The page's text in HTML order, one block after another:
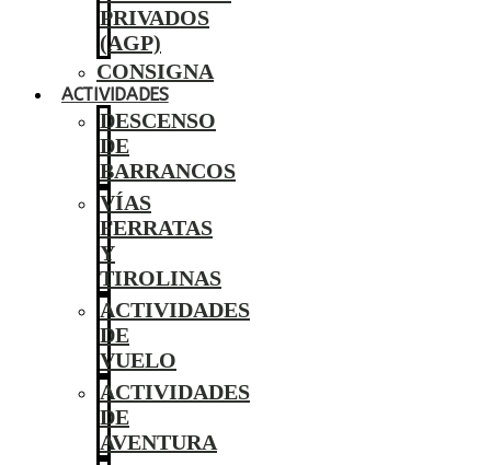
PRIVADOS
(AGP)
CONSIGNA
ACTIVIDADES
DESCENSO
DE
BARRANCOS
VÍAS
FERRATAS
Y
TIROLINAS
ACTIVIDADES
DE
VUELO
ACTIVIDADES
DE
AVENTURA